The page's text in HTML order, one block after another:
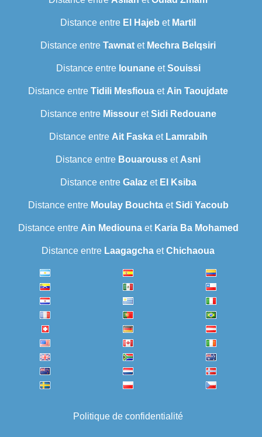
Distance entre El Hajeb et Martil
Distance entre Tawnat et Mechra Belqsiri
Distance entre IounaneetSouissi
Distance entre Tidili Mesfioua et Ain Taoujdate
Distance entre MissouretSidi Redouane
Distance entre Ait Faskaet Lamrabih
Distance entre Bouarouss et Asni
Distance entre Galazet El Ksiba
Distance entre Moulay BouchtaetSidi Yacoub
Distance entre Ain Mediounaet Karia Ba Mohamed
Distance entre Laagagcha etChichaoua
Politique de confidentialité